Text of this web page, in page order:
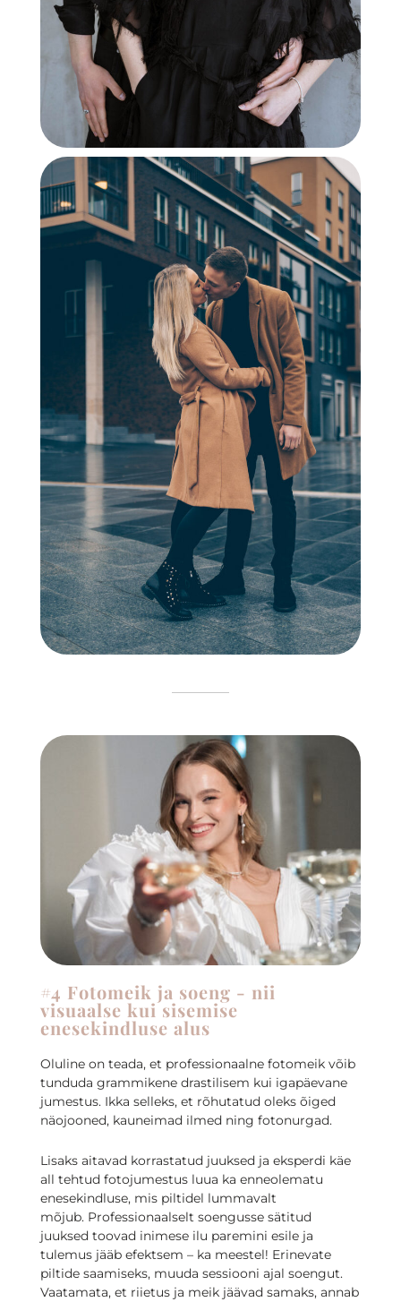
#4 Fotomeik ja soeng - nii
visuaalse kui sisemise
enesekindluse alus
Oluline on teada, et professionaalne fotomeik võib
tunduda grammikene drastilisem kui igapäevane
jumestus. Ikka selleks, et rõhutatud oleks õiged
näojooned, kauneimad ilmed ning fotonurgad.
Lisaks aitavad korrastatud juuksed ja eksperdi käe
all tehtud fotojumestus luua ka enneolematu
enesekindluse, mis piltidel lummavalt
mõjub. Professionaalselt soengusse sätitud
juuksed toovad inimese ilu paremini esile ja
tulemus jääb efektsem – ka meestel! Erinevate
piltide saamiseks, muuda sessiooni ajal soengut.
Vaatamata, et riietus ja meik jäävad samaks, annab